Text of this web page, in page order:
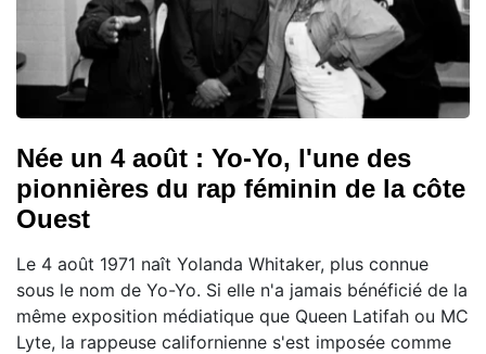
Née un 4 août : Yo-Yo, l'une des
pionnières du rap féminin de la côte
Ouest
Le 4 août 1971 naît Yolanda Whitaker, plus connue
sous le nom de Yo-Yo. Si elle n'a jamais bénéficié de la
même exposition médiatique que Queen Latifah ou MC
Lyte, la rappeuse californienne s'est imposée comme